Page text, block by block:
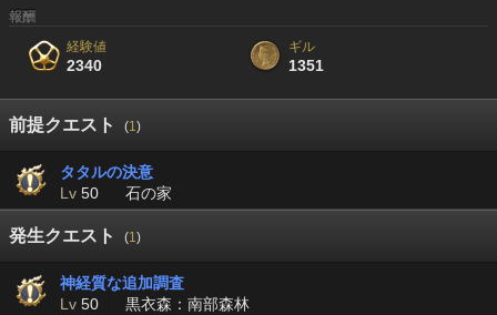
報酬
経験値
2340
ギル
1351
前提クエスト (1)
タタルの決意
Lv 50 石の家
発生クエスト (1)
神経質な追加調査
Lv 50 黒衣森：南部森林